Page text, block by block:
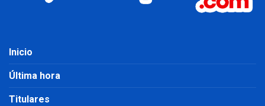
Inicio
Última hora
Titulares